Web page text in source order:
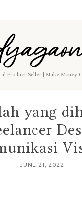
Product Seller | Make Money
yang
JUNE 21, 2022